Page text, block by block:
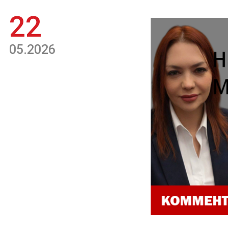
22
05.2026